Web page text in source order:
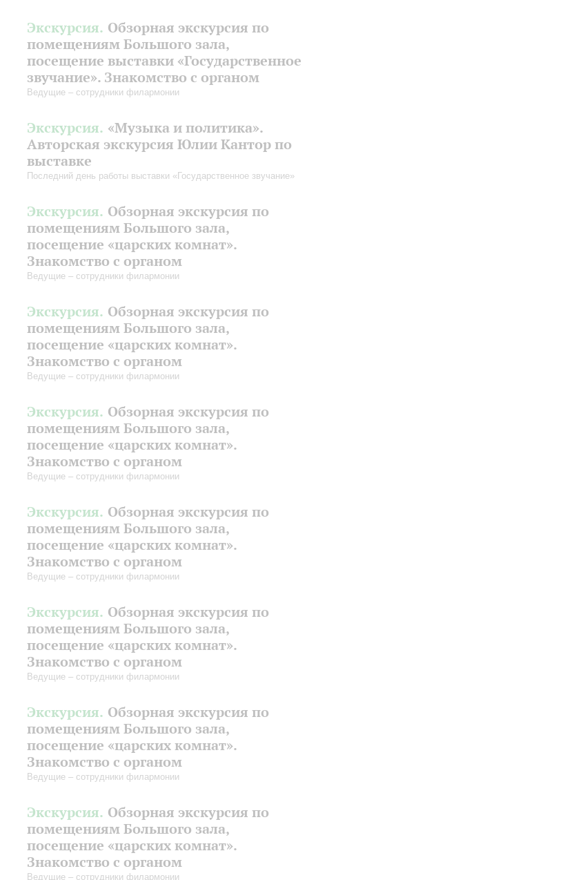
Экскурсия. Обзорная экскурсия по
помещениям Большого зала,
посещение выставки «Государственное
звучание». Знакомство с органом
Ведущие – сотрудники филармонии
Экскурсия. «Музыка и политика».
Авторская экскурсия Юлии Кантор по
выставке
Последний день работы выставки «Государственное звучание»
Экскурсия. Обзорная экскурсия по
помещениям Большого зала,
посещение «царских комнат».
Знакомство с органом
Ведущие – сотрудники филармонии
Экскурсия. Обзорная экскурсия по
помещениям Большого зала,
посещение «царских комнат».
Знакомство с органом
Ведущие – сотрудники филармонии
Экскурсия. Обзорная экскурсия по
помещениям Большого зала,
посещение «царских комнат».
Знакомство с органом
Ведущие – сотрудники филармонии
Экскурсия. Обзорная экскурсия по
помещениям Большого зала,
посещение «царских комнат».
Знакомство с органом
Ведущие – сотрудники филармонии
Экскурсия. Обзорная экскурсия по
помещениям Большого зала,
посещение «царских комнат».
Знакомство с органом
Ведущие – сотрудники филармонии
Экскурсия. Обзорная экскурсия по
помещениям Большого зала,
посещение «царских комнат».
Знакомство с органом
Ведущие – сотрудники филармонии
Экскурсия. Обзорная экскурсия по
помещениям Большого зала,
посещение «царских комнат».
Знакомство с органом
Ведущие – сотрудники филармонии